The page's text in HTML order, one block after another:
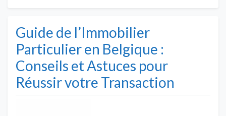
Guide de l’Immobilier
Particulier en Belgique :
Conseils et Astuces pour
Réussir votre Transaction